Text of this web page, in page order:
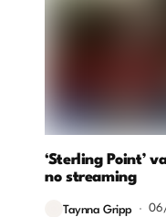
‘Sterling Point’
no streaming
Taynna Gripp